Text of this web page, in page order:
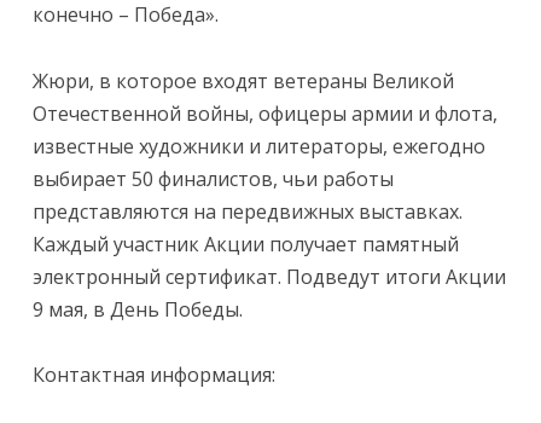
конечно – Победа».
Жюри, в которое входят ветераны Великой
Отечественной войны, офицеры армии и флота,
известные художники и литераторы, ежегодно
выбирает 50 финалистов, чьи работы
представляются на передвижных выставках.
Каждый участник Акции получает памятный
электронный сертификат. Подведут итоги Акции
9 мая, в День Победы.
Контактная информация: